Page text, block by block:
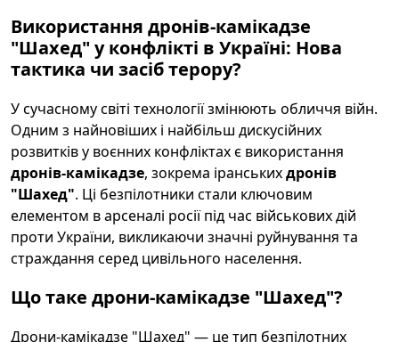
Використання дронів-камікадзе
"Шахед" у конфлікті в Україні: Нова
тактика чи засіб терору?
У сучасному світі технології змінюють обличчя війн.
Одним з найновіших і найбільш дискусійних
розвитків у воєнних конфліктах є використання
дронів-камікадзе, зокрема іранськихдронів
"Шахед". Ці безпілотники стали ключовим
елементом в арсеналі росії під час військових дій
проти України, викликаючи значні руйнування та
страждання серед цивільного населення.
Що таке дрони-камікадзе "Шахед"?
Дрони-камікадзе "Шахед" — це тип безпілотних